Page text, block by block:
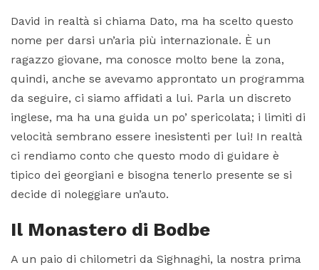
David in realtà si chiama Dato, ma ha scelto questo
nome per darsi un’aria più internazionale. È un
ragazzo giovane, ma conosce molto bene la zona,
quindi, anche se avevamo approntato un programma
da seguire, ci siamo affidati a lui. Parla un discreto
inglese, ma ha una guida un po’ spericolata; i limiti di
velocità sembrano essere inesistenti per lui! In realtà
ci rendiamo conto che questo modo di guidare è
tipico dei georgiani e bisogna tenerlo presente se si
decide di noleggiare un’auto.
Il Monastero di Bodbe
A un paio di chilometri da Sighnaghi, la nostra prima